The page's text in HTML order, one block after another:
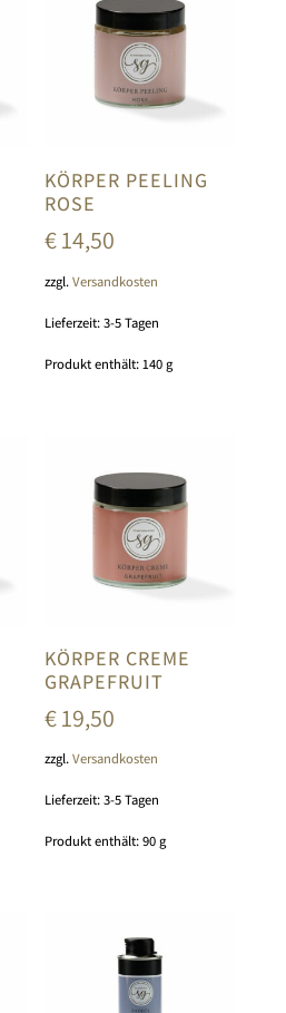
KÖRPER PEELING
ROSE
€14,50
zzgl.Versandkosten
Lieferzeit:3-5 Tagen
Produkt enthält: 140g
KÖRPER CREME
GRAPEFRUIT
€19,50
zzgl.Versandkosten
Lieferzeit:3-5 Tagen
Produkt enthält: 90g